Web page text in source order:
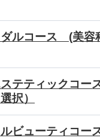
ダルコース (美
テティックコー
択）
ルビューティコー